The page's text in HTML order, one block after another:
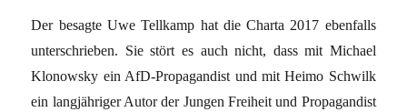
Der besagte Uwe Tellkamp hat die Charta 2017 ebenfalls
unterschrieben. Sie stört es auch nicht, dass mit Michael
Klonowsky ein AfD-Propagandist und mit Heimo Schwilk
ein langjähriger Autor der Jungen Freiheit und Propagandist